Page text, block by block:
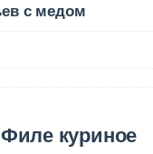
с медом
куриное